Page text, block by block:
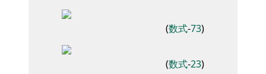
(数式-73)
(数式-23)